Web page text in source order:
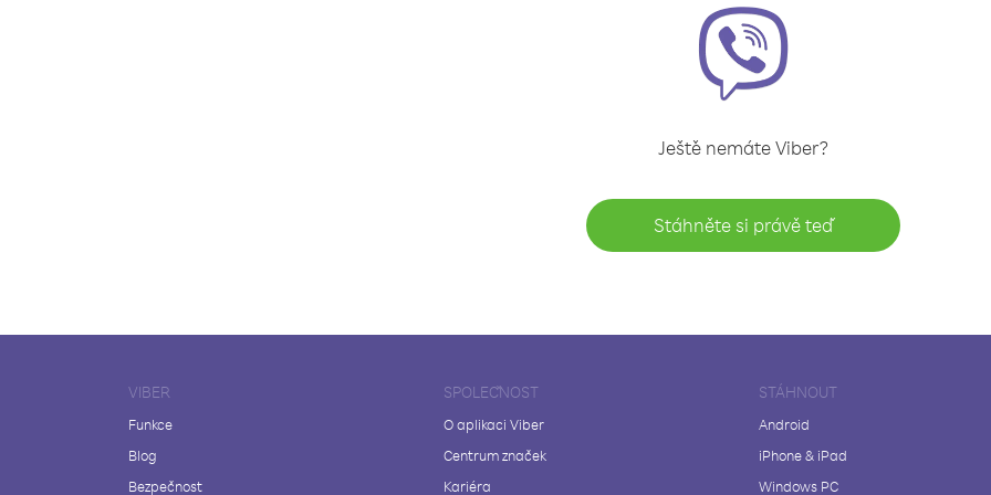
Ještě nemáte Viber?
Stáhněte si právě teď
VIBER
Funkce
Blog
Bezpečnost
SPOLEČNOST
O aplikaci Viber
Centrum značek
Kariéra
STÁHNOUT
Android
iPhone & iPad
Windows PC